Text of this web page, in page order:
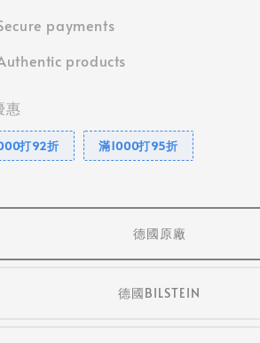
payments
products
惠
打92折 滿1000打95折
德國原廠
德國BILSTEIN